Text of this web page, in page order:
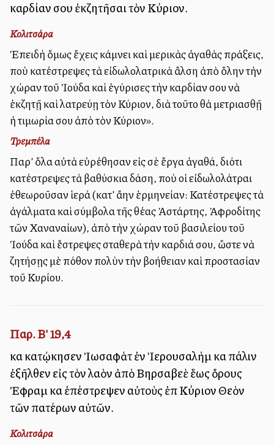
καρδίαν σου ἐκζητῆσαι τὸν Κύριον.
Κολιτσάρα
Ἐπειδὴ ὅμως ἔχεις κάμνει καὶ μερικὰς ἀγαθὰς πράξεις,
ποὺ κατέστρεψες τὰ εἰδωλολατρικὰ ἄλση ἀπὸ ὅλην τὴν
χώραν τοῦ Ἰούδα καὶ ἐγύρισες τὴν καρδίαν σου νὰ
ἐκζητῇ καὶ λατρεύῃ τὸν Κύριον, διὰ τοῦτο θὰ μετριασθῇ
ἡ τιμωρία σου ἀπὸ τὸν Κύριον».
Τρεμπέλα
Παρ’ ὅλα αὐτὰ εὑρέθησαν εἰς σὲ ἔργα ἀγαθά, διότι
κατέστρεψες τὰ βαθύσκια δάση, ποὺ οἱ εἰδωλολάτραι
ἐθεωροῦσαν ἱερά (κατ’ ἄλλην ἑρμηνείαν: Κατέστρεψες τὰ
ἀγάλματα καὶ σύμβολα τῆς θέας Ἀστάρτης, Ἀφροδίτης
τῶν Χαναναίων), ἀπὸ τὴν χώραν τοῦ βασιλείου τοῦ
Ἰούδα καὶ ἔστρεψες σταθερὰ τὴν καρδιά σου, ὥστε νὰ
ζητήσῃς μὲ πόθον πολὺν τὴν βοήθειαν καὶ προστασίαν
τοῦ Κυρίου.
Παρ. Β' 19,4
καὶ κατῴκησεν Ἰωσαφὰτ ἐν Ἱερουσαλὴμ καὶ πάλιν
ἐξῆλθεν εἰς τὸν λαὸν ἀπὸ Βηρσαβεὲ ἕως ὄρους
Ἐφραὶμ καὶ ἐπέστρεψεν αὐτοὺς ἐπὶ Κύριον Θεὸν
τῶν πατέρων αὐτῶν.
Κολιτσάρα